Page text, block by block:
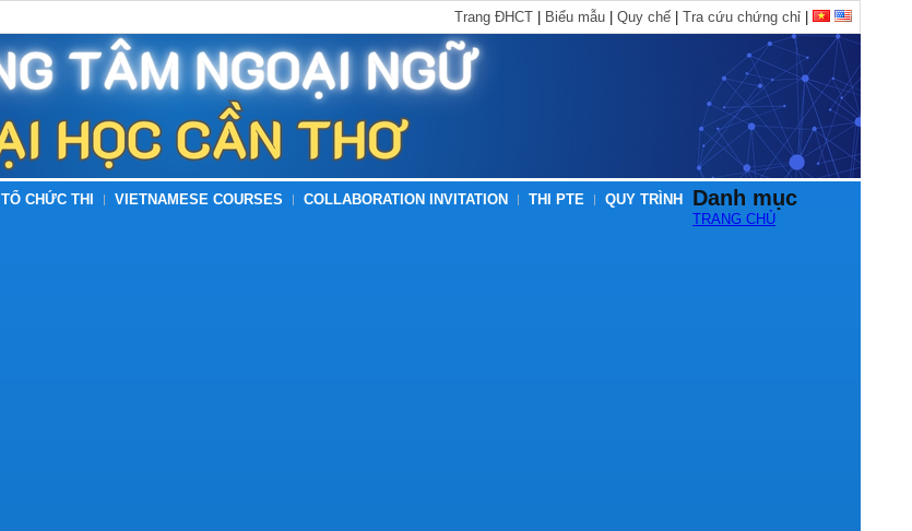
Trang ĐHCT Biểu mẫu Quy chế Tra cứu chứng chỉ
TỔ CHỨC THI VIETNAMESE COURSES COLLABORATION INVITATION THI PTE QUY TRÌNH Danh mục
TRANG CHỦ